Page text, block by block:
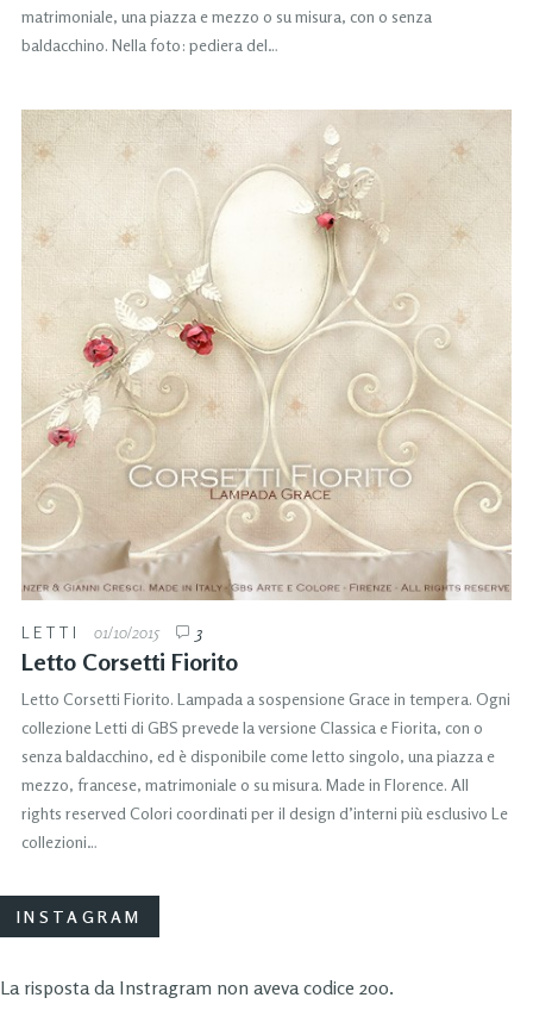
matrimoniale, una piazza e mezzo o su misura, con o senza
baldacchino. Nella foto: pediera del…
LETTI 01/10/2015 3
Letto Corsetti Fiorito
Letto Corsetti Fiorito. Lampada a sospensione Grace in tempera. Ogni
collezione Letti di GBS prevede la versione Classica e Fiorita, con o
senza baldacchino, ed è disponibile come letto singolo, una piazza e
mezzo, francese, matrimoniale o su misura. Made in Florence. All
rights reserved Colori coordinati per il design d’interni più esclusivo Le
collezioni…
INSTAGRAM
La risposta da Instragram non aveva codice 200.